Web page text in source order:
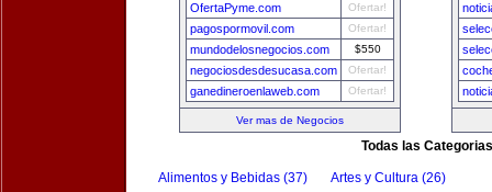
OfertaPyme.com Ofertar!
pagospormovil.com Ofertar!
mundodelosnegocios.com $550
negociosdesdesucasa.com Ofertar!
ganedineroenlaweb.com Ofertar!
Ver mas de Negocios
Todas las Categorias
Alimentos y Bebidas (37) Artes y Cultura (26)